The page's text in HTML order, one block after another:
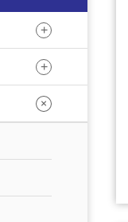
+
+
+